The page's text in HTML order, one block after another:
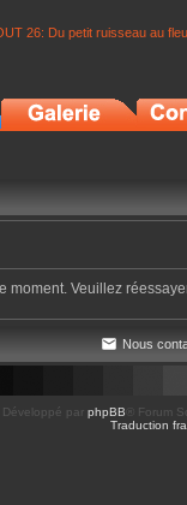
26: Du petit ruisseau au
moment. Veuillez
Nous
Développé par phpBB ® Forum
Traduction